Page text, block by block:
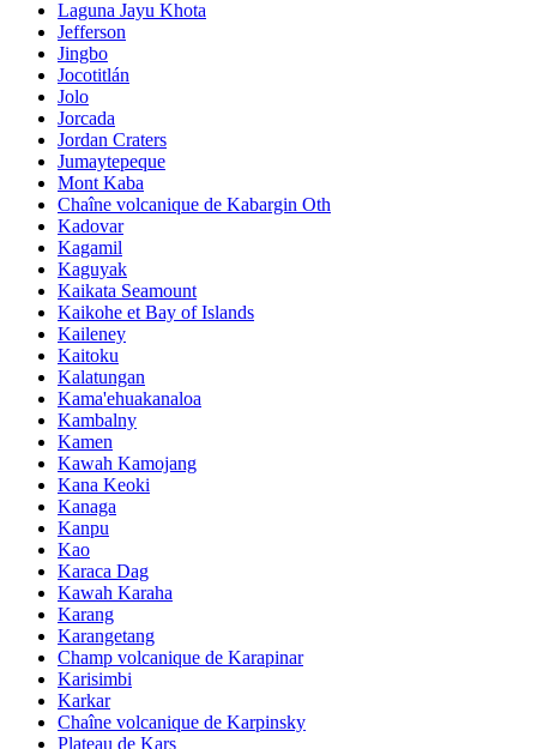
Laguna Jayu Khota
Jefferson
Jingbo
Jocotitlán
Jolo
Jorcada
Jordan Craters
Jumaytepeque
Mont Kaba
Chaîne volcanique de Kabargin Oth
Kadovar
Kagamil
Kaguyak
Kaikata Seamount
Kaikohe et Bay of Islands
Kaileney
Kaitoku
Kalatungan
Kama'ehuakanaloa
Kambalny
Kamen
Kawah Kamojang
Kana Keoki
Kanaga
Kanpu
Kao
Karaca Dag
Kawah Karaha
Karang
Karangetang
Champ volcanique de Karapinar
Karisimbi
Karkar
Chaîne volcanique de Karpinsky
Plateau de Kars